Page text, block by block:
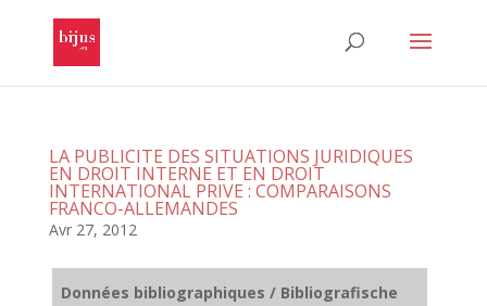
LA PUBLICITE DES SITUATIONS JURIDIQUES
EN DROIT INTERNE ET EN DROIT
INTERNATIONAL PRIVE : COMPARAISONS
FRANCO-ALLEMANDES
Avr 27, 2012
Données bibliographiques / Bibliografische